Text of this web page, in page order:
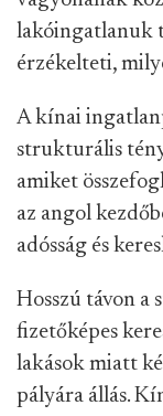
lakóingatlanuk
érzékelteti,
A kínai
strukturális
amiket
az angol
adósság és
Hosszú távon a
fizetőképes
lakások miatt
pályára állás.